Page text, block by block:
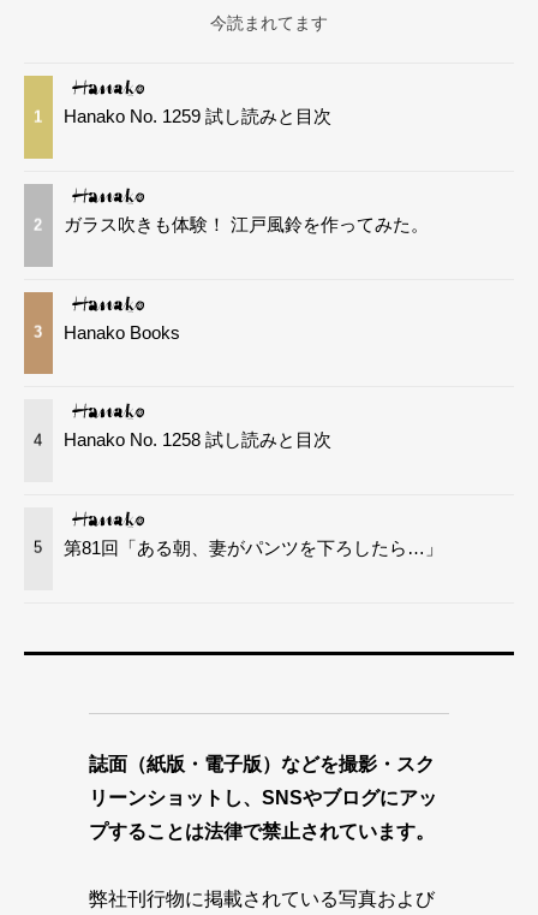
今読まれてます
1 Hanako No. 1259 試し読みと目次
2 ガラス吹きも体験！ 江戸風鈴を作ってみた。
3 Hanako Books
4 Hanako No. 1258 試し読みと目次
5 第81回「ある朝、妻がパンツを下ろしたら…」
誌面（紙版・電子版）などを撮影・スク
リーンショットし、SNSやブログにアッ
プすることは法律で禁止されています。
弊社刊行物に掲載されている写真および